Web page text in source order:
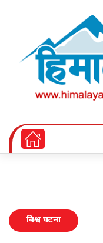
बिश्व घटना